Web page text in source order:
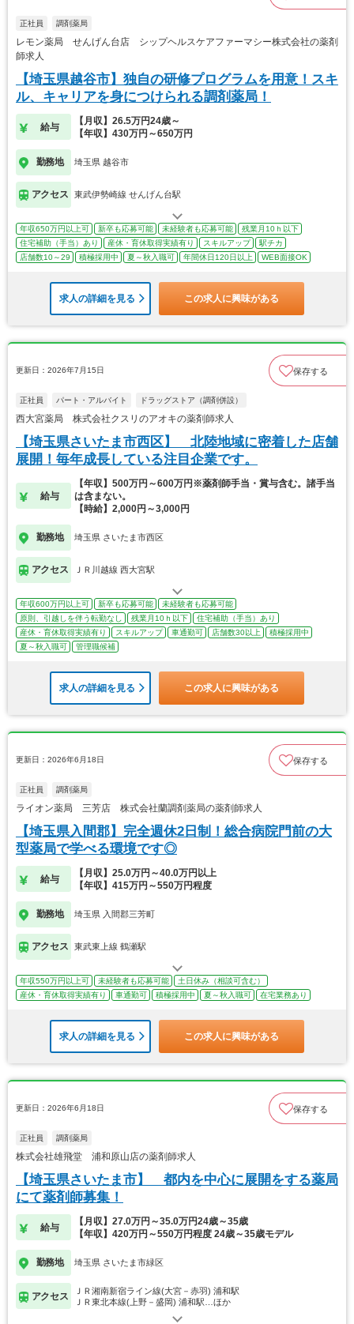
正社員 調剤薬局
レモン薬局 せんげん台店 シップヘルスケアファーマシー株式会社の薬剤
師求人
【埼玉県越谷市】独自の研修プログラムを用意！スキ
ル、キャリアを身につけられる調剤薬局！
給与
【月収】26.5万円24歳～
【年収】430万円～650万円
勤務地 埼玉県 越谷市
アクセス 東武伊勢崎線 せんげん台駅
年収650万円以上可 新卒も応募可能 未経験者も応募可能
残業月10ｈ以下
住宅補助（手当）あり
産休・育休取得実績有り スキルアップ
駅チカ
店舗数10～29
積極採用中 夏～秋入職可 年間休日120日以上 WEB面接OK
求人の詳細を見る この求人に興味がある
更新日：2026年7月15日 保存する
正社員 パート・アルバイト ドラッグストア（調剤併設）
西大宮薬局 株式会社クスリのアオキの薬剤師求人
【埼玉県さいたま市西区】 北陸地域に密着した店舗
展開！毎年成長している注目企業です。
給与
【年収】500万円～600万円※薬剤師手当・賞与含む。諸手当
は含まない。
【時給】2,000円～3,000円
勤務地 埼玉県 さいたま市西区
アクセス ＪＲ川越線 西大宮駅
年収600万円以上可 新卒も応募可能
未経験者も応募可能
原則、引越しを伴う転勤なし
残業月10ｈ以下
住宅補助（手当）あり
産休・育休取得実績有り
スキルアップ 車通勤可 店舗数30以上
積極採用中
夏～秋入職可
管理職候補
求人の詳細を見る この求人に興味がある
更新日：2026年6月18日 保存する
正社員 調剤薬局
ライオン薬局 三芳店 株式会社蘭調剤薬局の薬剤師求人
【埼玉県入間郡】完全週休2日制！総合病院門前の大
型薬局で学べる環境です◎
給与
【月収】25.0万円～40.0万円以上
【年収】415万円～550万円程度
勤務地 埼玉県 入間郡三芳町
アクセス 東武東上線 鶴瀬駅
年収550万円以上可 未経験者も応募可能
土日休み（相談可含む）
産休・育休取得実績有り
車通勤可 積極採用中 夏～秋入職可 在宅業務あり
求人の詳細を見る この求人に興味がある
更新日：2026年6月18日 保存する
正社員 調剤薬局
株式会社雄飛堂 浦和原山店の薬剤師求人
【埼玉県さいたま市】 都内を中心に展開をする薬局
にて薬剤師募集！
給与
【月収】27.0万円～35.0万円24歳～35歳
【年収】420万円～550万円程度 24歳～35歳モデル
勤務地 埼玉県 さいたま市緑区
アクセス
ＪＲ湘南新宿ライン線(大宮－赤羽) 浦和駅
ＪＲ東北本線(上野－盛岡) 浦和駅…ほか